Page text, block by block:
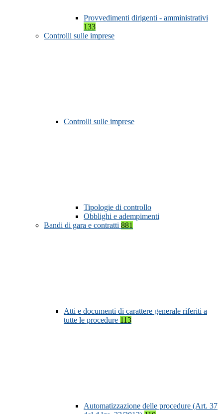
Provvedimenti dirigenti - amministrativi
133
Controlli sulle imprese
Controlli sulle imprese
Tipologie di controllo
Obblighi e adempimenti
Bandi di gara e contratti 881
Atti e documenti di carattere generale riferiti a
tutte le procedure 113
Automatizzazione delle procedure (Art. 37